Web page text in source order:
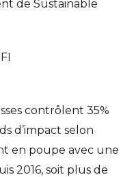
de Sustainable
contrôlent 35%
d’impact selon
en poupe avec une
2016, soit plus de